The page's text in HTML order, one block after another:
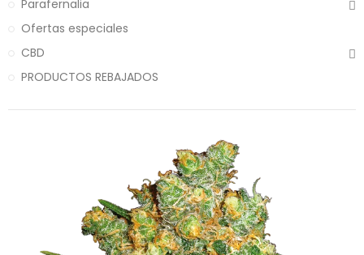
Parafernalia
Ofertas especiales
CBD
PRODUCTOS REBAJADOS